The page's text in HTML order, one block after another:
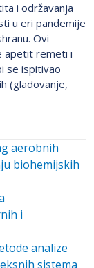
i održavanja
u eri pandemije
Ovi
apetit remeti i
se ispitivao
(gladovanje,
aerobnih
biohemijskih
i
analize
sistema